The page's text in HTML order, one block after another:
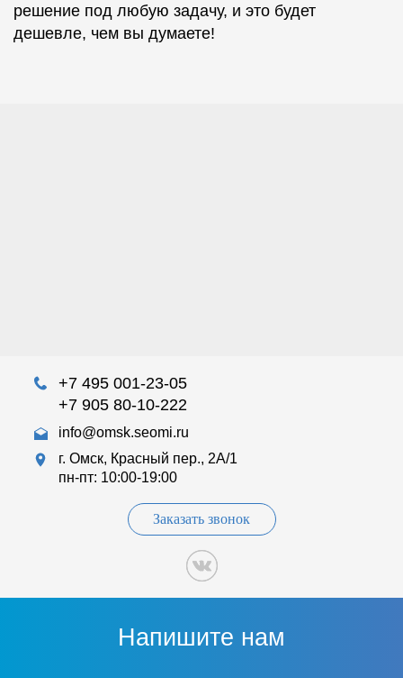
решение под любую задачу, и это будет
дешевле, чем вы думаете!
+7 495 001-23-05
+7 905 80-10-222
info@omsk.seomi.ru
г. Омск, Красный пер., 2А/1
пн-пт: 10:00-19:00
Заказать звонок
Напишите нам